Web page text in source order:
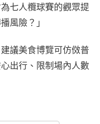
七人欖球賽的觀眾提
風險？」
議美食博覽可仿傚普
出行、限制場內人數